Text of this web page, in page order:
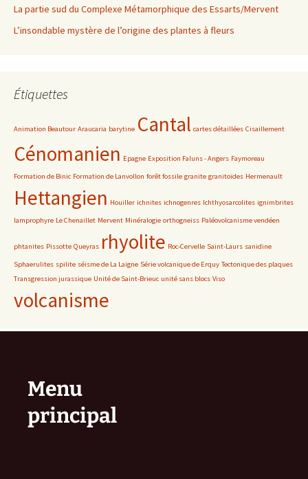
La partie sud du Complexe Métamorphique des Essarts/Mervent
L’insondable mystère de l’origine des plantes à fleurs
Étiquettes
Animation Beautour Araucaria barytine Cantal cartes détaillées Cisaillement
Cénomanien Epagne Exposition Faluns - Angers Faymoreau
Formation de Binic Formation de Lanvollon forêt fossile granite granitoïdes Hermenault
Hettangien Houiller ichnites ichnogenres Ichthyosarcolites ignimbrites
lamprophyre Le Chenaillet Mervent Minéralogie orthogneiss Paléovolcanisme vendéen
phtanites Pissotte Queyras rhyolite Roc-Cervelle Saint-Laurs sanidine
Sphaerulites spilite séisme de La Laigne Série volcanique de Erquy Tectonique des plaques
Transgression jurassique Unité de Saint-Brieuc unité sans blocs Viso
volcanisme
Menu
principal